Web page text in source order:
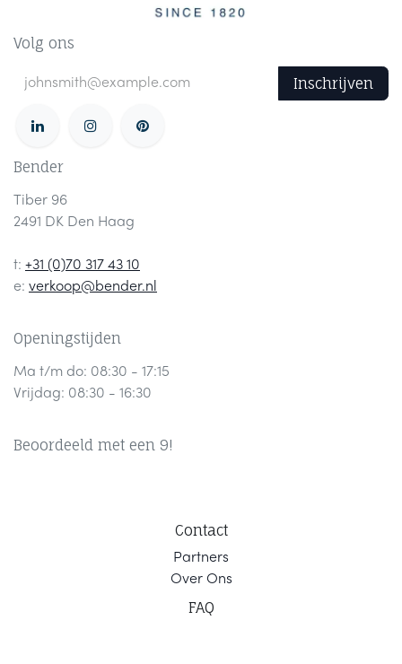
Volg ons
Inschrijven
Bender
Tiber 96
2491 DK Den Haag
t: +31 (0)70 317 43 10
e: verkoop@bender.nl
Openingstijden
Ma t/m do: 08:30 - 17:15
Vrijdag: 08:30 - 16:30
Beoordeeld met een 9!
Contact
Partners
Over Ons
FAQ